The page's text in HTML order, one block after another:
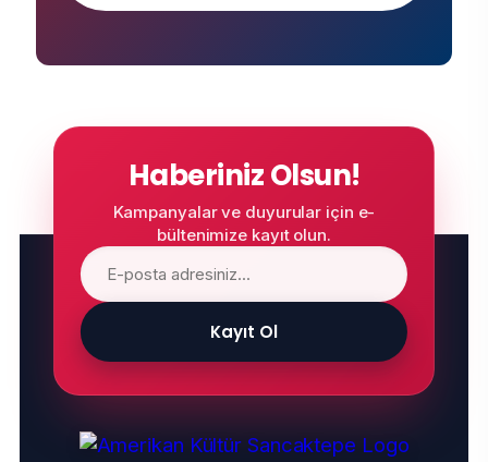
Haberiniz Olsun!
Kampanyalar ve duyurular için e-
bültenimize kayıt olun.
Kayıt Ol